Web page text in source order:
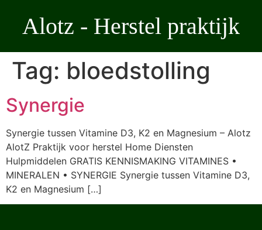
Alotz - Herstel praktijk
Tag: bloedstolling
Synergie
Synergie tussen Vitamine D3, K2 en Magnesium – Alotz
AlotZ Praktijk voor herstel Home Diensten
Hulpmiddelen GRATIS KENNISMAKING VITAMINES •
MINERALEN • SYNERGIE Synergie tussen Vitamine D3,
K2 en Magnesium […]